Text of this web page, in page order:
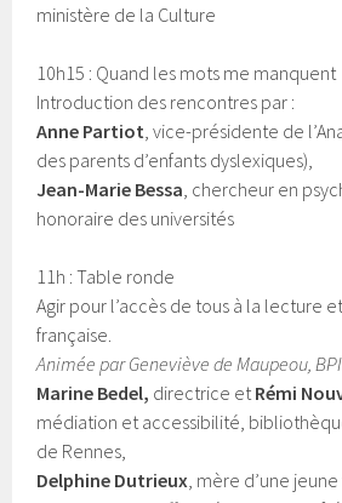
ministère de la Culture
10h15 : Quand les mots me manquent
Introduction des rencontres par :
Anne Partiot , vice-présidente de
des parents d’enfants dyslexiques),
Jean-Marie Bessa , chercheur en
honoraire des universités
11h : Table ronde
Agir pour l’accès de tous à la lecture
française.
Animée par Geneviève de Maupeou, BPI
Marine Bedel, directrice et Rémi
médiation et accessibilité,
de Rennes,
Delphine Dutrieux , mère d’une